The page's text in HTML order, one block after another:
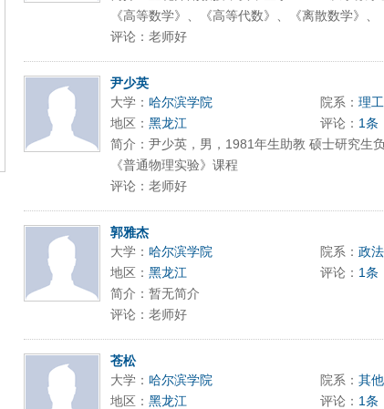
《高等数学》、《高等代数》、《离散数学》、
评论：老师好
尹少英
大学： 哈尔滨学院 院系： 理
地区： 黑龙江 评论： 1条
简介：尹少英，男，1981年生助教 硕士研究生
《普通物理实验》课程
评论：老师好
郭雅杰
大学： 哈尔滨学院 院系： 政
地区： 黑龙江 评论： 1条
简介：暂无简介
评论：老师好
苍松
大学： 哈尔滨学院 院系： 其
地区： 黑龙江 评论： 1条